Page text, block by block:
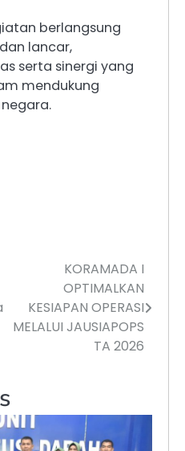
berlangsung
lancar,
serta sinergi yang
mendukung
KORAMADA I
OPTIMALKAN
KESIAPAN OPERASI
MELALUI JAUSIAPOPS
TA 2026